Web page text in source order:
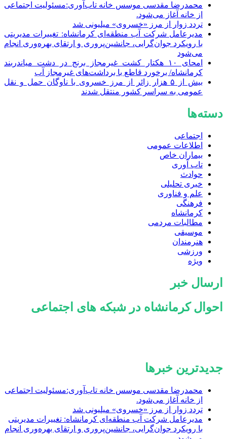
محمدرضا مقدسی موسس خانه تاب‌آوری:مسئولیت اجتماعی
از خانه آغاز می‌شود.
تردد زوار از مرز «خسروی» میلیونی شد
مدیرعامل شرکت آب منطقه‌ای کرمانشاه: تغییرات مدیریتی
با رویکرد جوان‌گرایی، جانشین‌پروری و ارتقای بهره‌وری انجام
می‌شود
امحای ۱۰ هکتار کشت غیرمجاز برنج در دشت میاندربند
کرمانشاه/ برخورد قاطع با برداشت‌های غیرمجاز آب
بیش از ۵ هزار زائر از مرز خسروی با ناوگان حمل‌ و نقل
عمومی به سراسر کشور منتقل شدند
دسته‌ها
اجتماعی
اطلاعات عمومی
بیماران خاص
تاب آوری
حوادث
خبری تحلیلی
علم و فناوری
فرهنگی
کرمانشاه
مطالبات مردمی
موسیقی
هنرمندان
ورزشی
ویژه
ارسال خبر
احوال کرمانشاه در شبکه های اجتماعی
جدیدترین خبرها
محمدرضا مقدسی موسس خانه تاب‌آوری:مسئولیت اجتماعی
از خانه آغاز می‌شود.
تردد زوار از مرز «خسروی» میلیونی شد
مدیرعامل شرکت آب منطقه‌ای کرمانشاه: تغییرات مدیریتی
با رویکرد جوان‌گرایی، جانشین‌پروری و ارتقای بهره‌وری انجام